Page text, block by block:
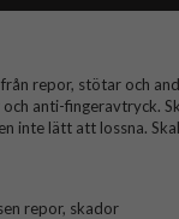
repor, stötar och
anti-fingeravtryck.
inte lätt att lossna.
repor, skador